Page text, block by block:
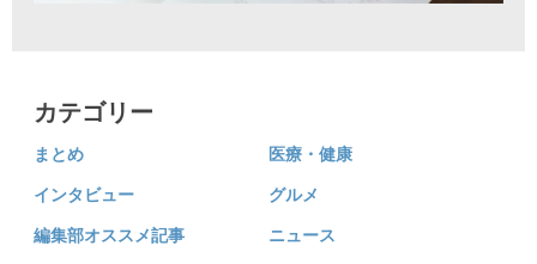
カテゴリー
まとめ 医療・健康
インタビュー グルメ
編集部オススメ記事 ニュース